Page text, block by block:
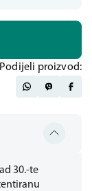
30.-te
Podijeli proizvod: